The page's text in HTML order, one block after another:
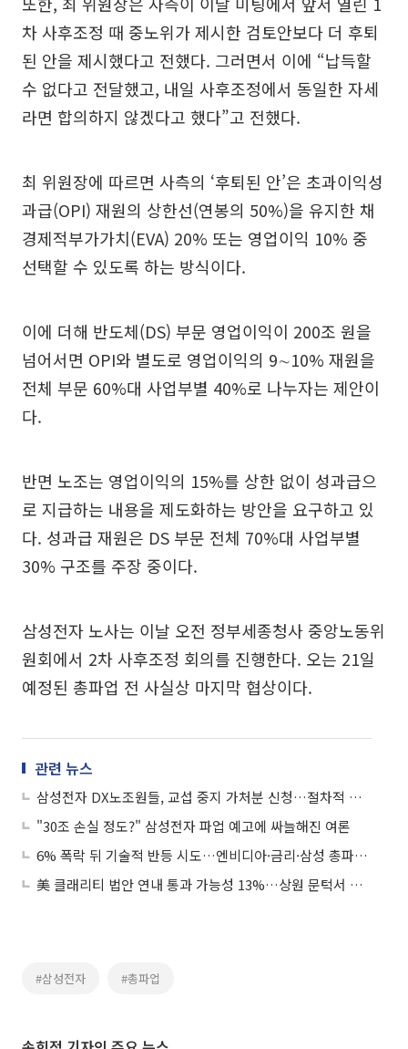
차 사후조정 때 중노위가 제시한 검토안보다 더 후퇴
된 안을 제시했다고 전했다. 그러면서 이에 “납득할
수 없다고 전달했고, 내일 사후조정에서 동일한 자세
라면 합의하지 않겠다고 했다”고 전했다.
최 위원장에 따르면 사측의 ‘후퇴된 안’은 초과이익성
과급(OPI) 재원의 상한선(연봉의 50%)을 유지한 채
경제적부가가치(EVA) 20% 또는 영업이익 10% 중
선택할 수 있도록 하는 방식이다.
이에 더해 반도체(DS) 부문 영업이익이 200조 원을
넘어서면 OPI와 별도로 영업이익의 9∼10% 재원을
전체 부문 60%대 사업부별 40%로 나누자는 제안이
다.
반면 노조는 영업이익의 15%를 상한 없이 성과급으
로 지급하는 내용을 제도화하는 방안을 요구하고 있
다. 성과급 재원은 DS 부문 전체 70%대 사업부별
30% 구조를 주장 중이다.
삼성전자 노사는 이날 오전 정부세종청사 중앙노동위
원회에서 2차 사후조정 회의를 진행한다. 오는 21일
예정된 총파업 전 사실상 마지막 협상이다.
관련 뉴스
삼성전자 DX노조원들, 교섭 중지 가처분 신청…절차적 정당성 지적
"30조 손실 정도?" 삼성전자 파업 예고에 싸늘해진 여론
6% 폭락 뒤 기술적 반등 시도…엔비디아·금리·삼성 총파업이 분수령
美 클래리티 법안 연내 통과 가능성 13%…상원 문턱서 제동
#삼성전자 #총파업